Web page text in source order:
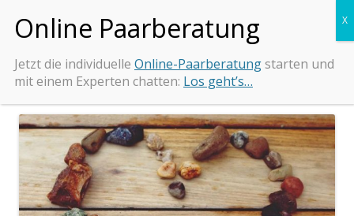
Beziehungs-Retter.de
Inhalt
springen
Jetzt die individuelle Online-Paarberatungstarten und
mit einem Experten chatten: Los geht’s…